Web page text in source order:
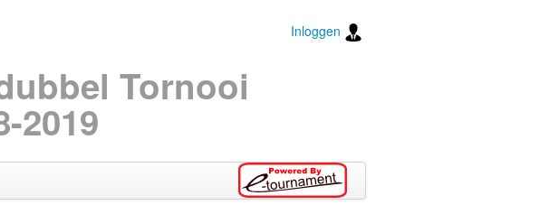
Inloggen
Tornooi
2019